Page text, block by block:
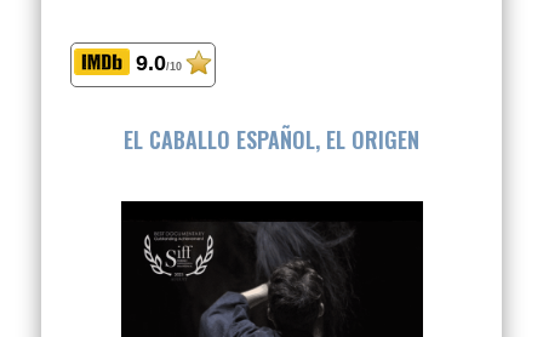
9.0/10
EL CABALLO ESPAÑOL, EL ORIGEN